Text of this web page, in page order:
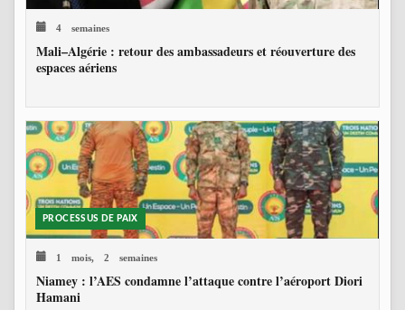
4 semaines
Mali–Algérie : retour des ambassadeurs et réouverture des
espaces aériens
PROCESSUS DE PAIX
1 mois, 2 semaines
Niamey : l’AES condamne l’attaque contre l’aéroport Diori
Hamani